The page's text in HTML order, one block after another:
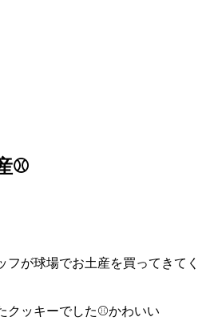
⚾
フが球場でお土産を買ってきてく
クッキーでした⚾かわいい